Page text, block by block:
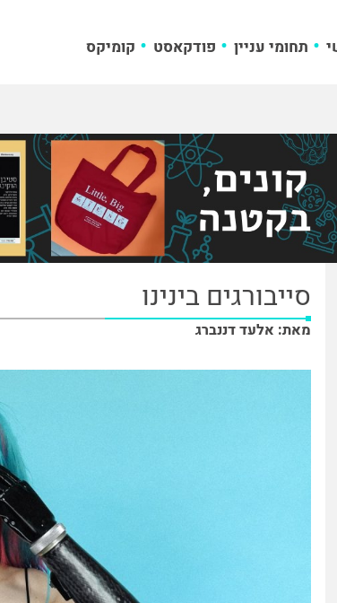
תחומי עניין פודקאסט קומיקס
סייבורגים בינינו
מאת: אלעד דננברג